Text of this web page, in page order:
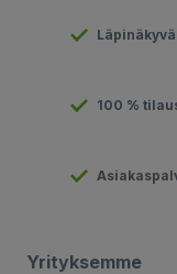
100 %
Yrityksemme